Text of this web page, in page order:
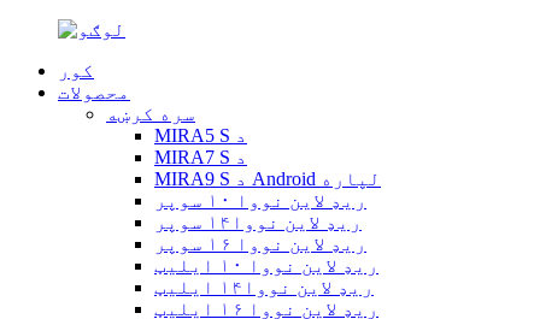
کور
محصولات
سره کرښه
MIRA5 S د
MIRA7 S د
MIRA9 S د Android لپاره
ریډ لاین نووا ۱۰ سوپر
ریډ لاین نووا۱۴ سوپر
ریډ لاین نووا ۱۶ سوپر
ریډ لاین نووا ۱۰ ایلیټ
ریډ لاین نووا۱۴ ایلیټ
ریډ لاین نووا ۱۶ ایلیټ